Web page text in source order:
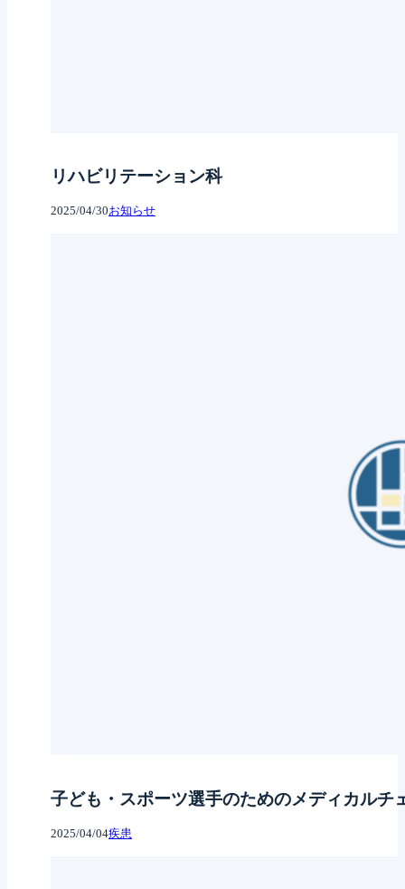
リハビリテーション科
2025/04/30お知らせ
子ども・スポーツ選手のためのメディカルチ
2025/04/04疾患